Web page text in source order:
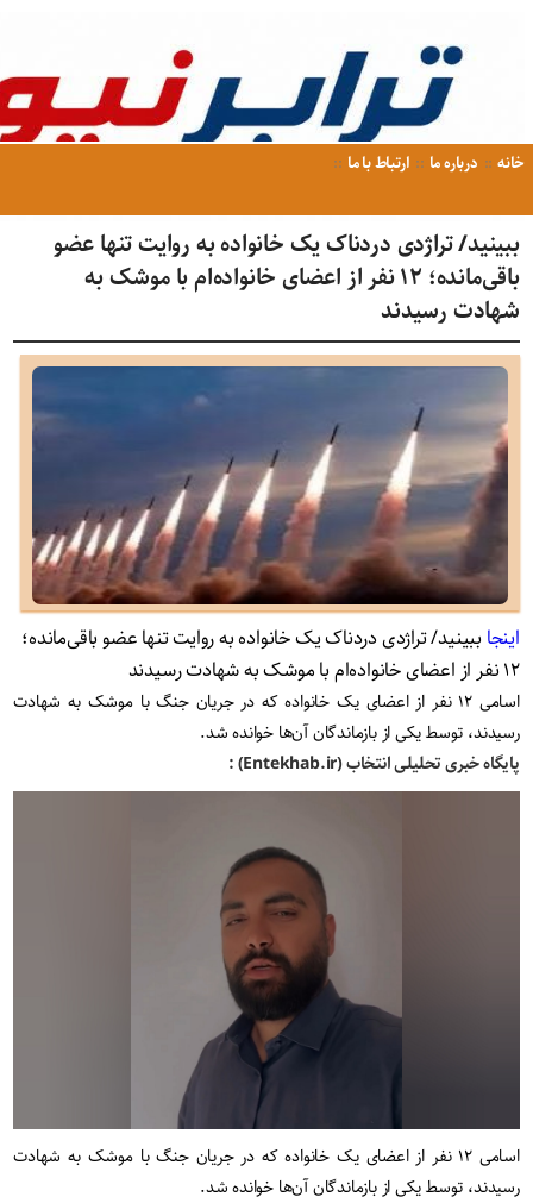
خانه درباره ما ارتباط با ما
ببینید/ تراژدی دردناک یک خانواده به روایت تنها عضو
باقی‌مانده؛ ۱۲ نفر از اعضای خانواده‌ام با موشک به
شهادت رسیدند
اینجا ببینید/ تراژدی دردناک یک خانواده به روایت تنها عضو باقی‌مانده؛
۱۲ نفر از اعضای خانواده‌ام با موشک به شهادت رسیدند
اسامی ۱۲ نفر از اعضای یک خانواده که در جریان جنگ با موشک‌ به شهادت
رسیدند، توسط یکی از بازماندگان آن‌ها خوانده شد.
پایگاه خبری تحلیلی انتخاب (Entekhab.ir) :
اسامی ۱۲ نفر از اعضای یک خانواده که در جریان جنگ با موشک‌ به شهادت
رسیدند، توسط یکی از بازماندگان آن‌ها خوانده شد.